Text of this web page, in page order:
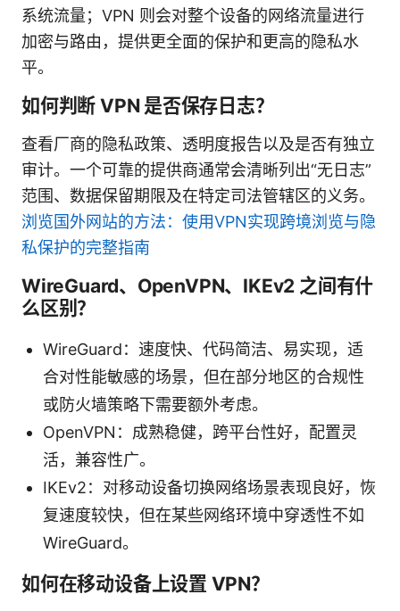
系统流量；VPN 则会对整个设备的网络流量进行
加密与路由，提供更全面的保护和更高的隐私水
平。
如何判断 VPN 是否保存日志？
查看厂商的隐私政策、透明度报告以及是否有独立
审计。一个可靠的提供商通常会清晰列出“无日志”
范围、数据保留期限及在特定司法管辖区的义务。
浏览国外网站的方法：使用VPN实现跨境浏览与隐
私保护的完整指南
WireGuard、OpenVPN、IKEv2 之间有什
么区别？
WireGuard：速度快、代码简洁、易实现，适
合对性能敏感的场景，但在部分地区的合规性
或防火墙策略下需要额外考虑。
OpenVPN：成熟稳健，跨平台性好，配置灵
活，兼容性广。
IKEv2：对移动设备切换网络场景表现良好，恢
复速度较快，但在某些网络环境中穿透性不如
WireGuard。
如何在移动设备上设置 VPN？